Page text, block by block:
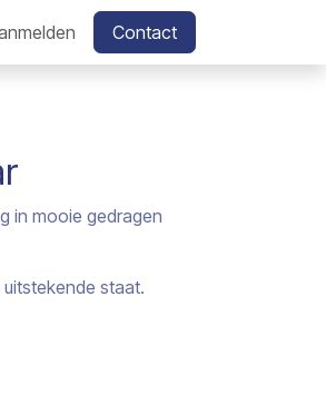
Contact
in mooie gedragen
staat.